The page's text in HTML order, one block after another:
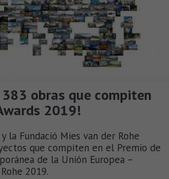
obras que compiten
2019!
la Fundació Mies van der Rohe
que compiten en el Premio de
de la Unión Europea –
2019.